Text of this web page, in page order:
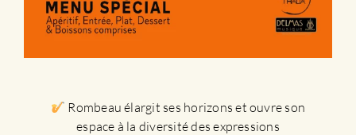
Rombeau élargit ses horizons et ouvre son
espace à la diversité des expressions